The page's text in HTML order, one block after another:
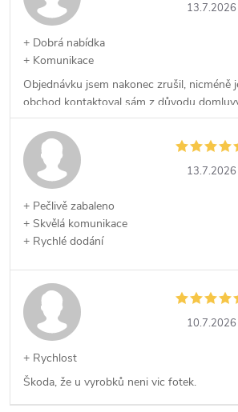
13.7.2026
+ Dobrá nabídka
+ Komunikace
Objednávku jsem nakonec zrušil, nicméně
obchod kontaktoval sám z důvodu
což kvituji.
13.7.2026
+ Pečlivě zabaleno
+ Skvělá komunikace
+ Rychlé dodání
10.7.2026
+ Rychlost
Škoda, že u vyrobků neni vic fotek.